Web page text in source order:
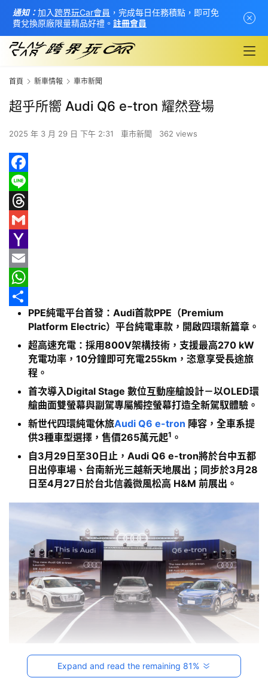
首
頁
新
車
情
報
車
間
車
機
影
台
灣
車
與
首頁 新車情報 車市新聞
超乎所嚮 Audi Q6 e-tron 耀然登場
2025 年 3 月 29 日 下午 2:31 車市新聞 362 views
F
a
c
b
o
o
L
e
T
r
e
a
G
m
a
Y
a
h
E
m
W
分
PPE純電平台首發：Audi首款PPE（Premium
Platform Electric）平台純電車款，開啟四環新篇章。
超高速充電：採用800V架構技術，支援最高270 kW
充電功率，10分鐘即可充電255km，恣意享受長途旅
程。
首次導入Digital Stage 數位互動座艙設計－以OLED環
艙曲面雙螢幕與副駕專屬觸控螢幕打造全新駕馭體驗。
新世代四環純電休旅Audi Q6 e-tron 陣容，全車系提
供3種車型選擇，售價265萬元起1 。
自3月29日至30日止，Audi Q6 e-tron將於台中五都
日出停車場、台南新光三越新天地展出；同步於3月28
日至4月27日於台北信義微風松高 H&M 前展出。
繼三月初新一代Audi A3 Sportback上市以來，台灣奧迪
持續推進油電並行的品牌理念，緊接著帶來全方位豪華純電
Expand and read the remaining 81%
通知：加入 跨界玩Car會員 ，完成每日任務積點，即可免
費兌換原廠限量精品好禮。 註冊會員